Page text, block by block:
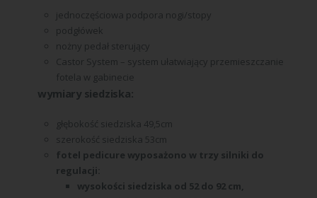
jednoczęściowa podpora nogi/stopy
podgłówek
nożny pedał sterujący
Castor System – system ułatwiający przemieszczanie
fotela w gabinecie
wymiary siedziska:
głębokość siedziska 49,5cm
szerokość siedziska 53cm
fotel pedicure wyposażono w trzy silniki do
regulacji:
wysokości siedziska od 52 do 92 cm,